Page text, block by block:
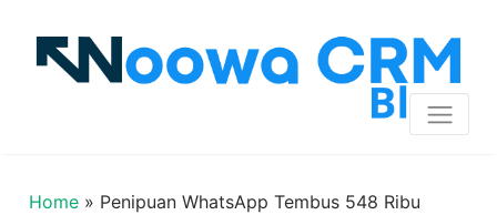
Home » Penipuan WhatsApp Tembus 548 Ribu